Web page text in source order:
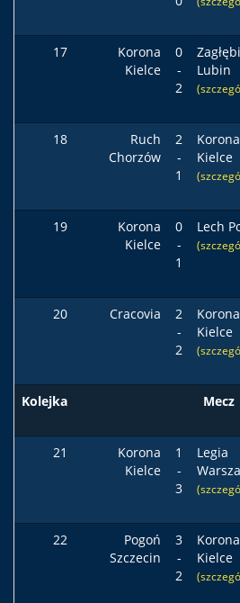
17
Korona
Kielce
0
-
2
Lubin
18
Ruch
Chorzów
2
-
1
Korona
Kielce
19
Korona
Kielce
0
-
1
Lech
20 Cracovia
2
-
2
Korona
Kielce
Kolejka Mecz
21
Korona
Kielce
1
-
3
Legia
22
Pogoń
Szczecin
3
-
2
Korona
Kielce